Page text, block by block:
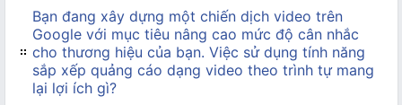
Bạn đang xây dựng một chiến dịch video trên
Google với mục tiêu nâng cao mức độ cân nhắc
cho thương hiệu của bạn. Việc sử dụng tính năng
sắp xếp quảng cáo dạng video theo trình tự mang
lại lợi ích gì?